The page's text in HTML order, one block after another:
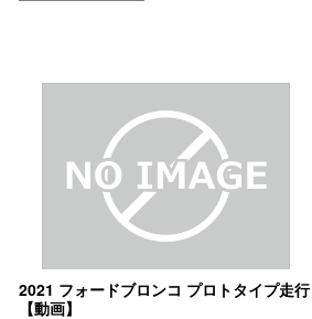
2021 フォードブロンコ プロトタイプ走行
【動画】